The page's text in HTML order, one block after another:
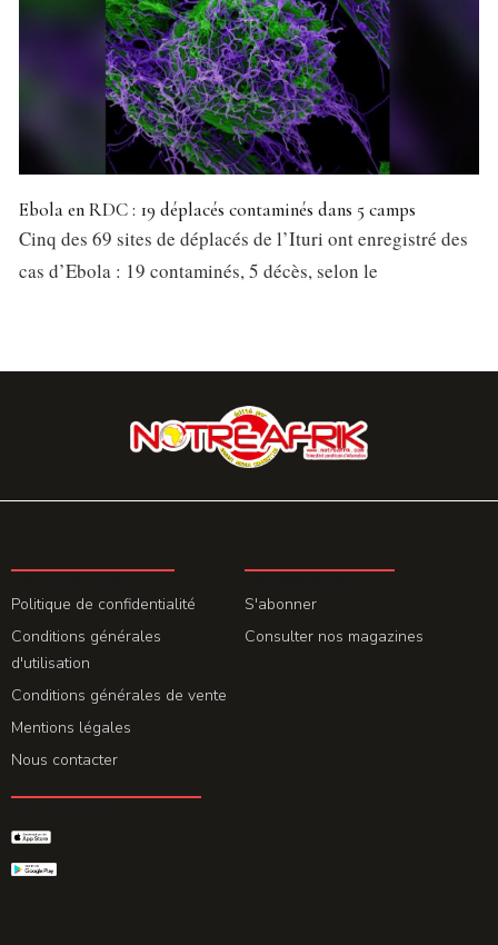
Ebola en RDC : 19 déplacés contaminés dans 5 camps
Cinq des 69 sites de déplacés de l’Ituri ont enregistré des
cas d’Ebola : 19 contaminés, 5 décès, selon le
Politique de confidentialité
Conditions générales
d'utilisation
Conditions générales de vente
Mentions légales
Nous contacter
S'abonner
Consulter nos magazines